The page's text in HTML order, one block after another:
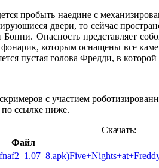
пробыть наедине с
двери, то сейчас
Опасность представляет
которым оснащены все
пустая голова Фредди, в
с участием
по ссылке ниже.
Скачать:
Файл